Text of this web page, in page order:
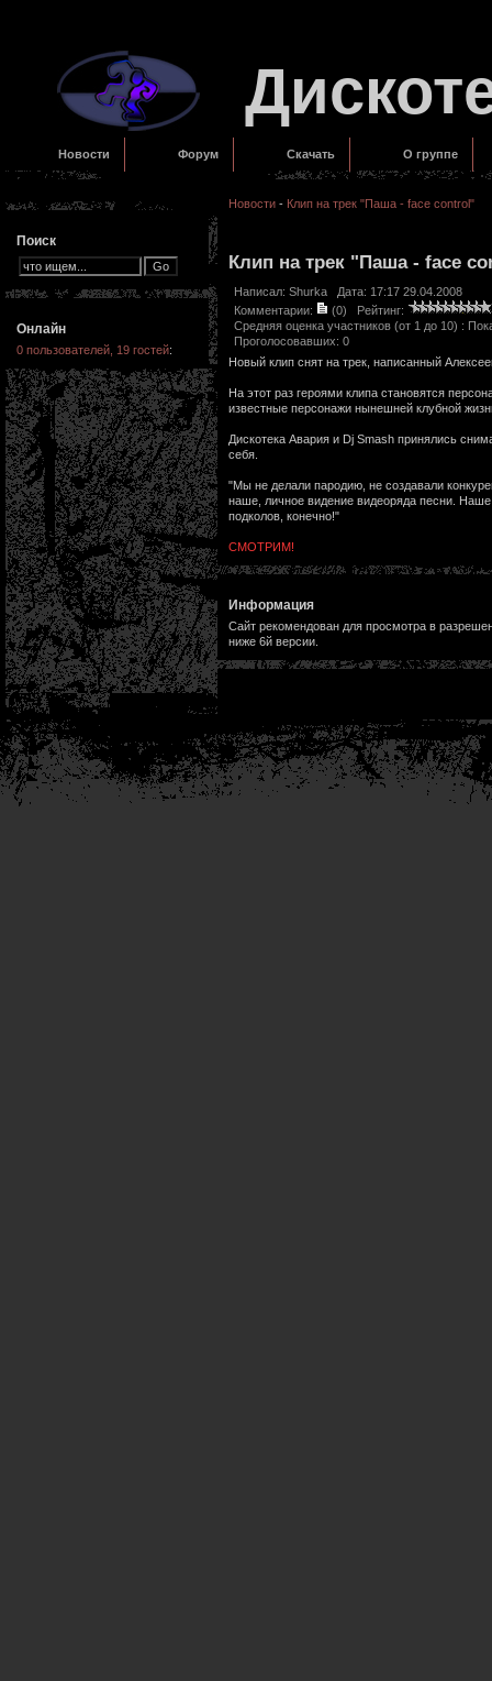
Новости Форум Скачать О группе
Поиск
Онлайн
0 пользователей, 19 гостей:
Новости - Клип на трек "Паша - face control"
Клип на трек "Паша - face
Написал: Shurka Дата: 17:17 29.04.2008
Комментарии:
(0) Рейтинг:
Средняя оценка участников (от 1 до 10) :
Проголосовавших: 0
Новый клип снят на трек, написанный
На этот раз героями клипа становятся
известные персонажи нынешней клубной
Дискотека Авария и Dj Smash принялись
себя.
"Мы не делали пародию, не создавали
наше, личное видение видеоряда песни.
подколов, конечно!"
СМОТРИМ!
Информация
Сайт рекомендован для просмотра в
ниже 6й версии.